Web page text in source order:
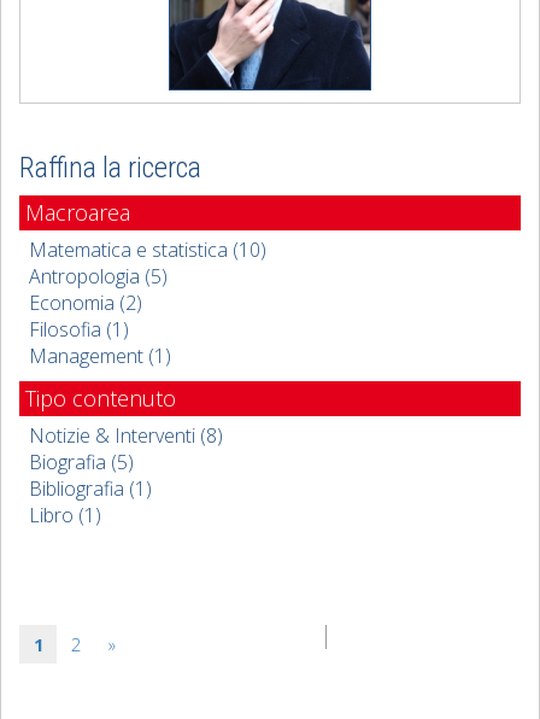
Raffina la ricerca
Macroarea
Matematica e statistica (10)
Antropologia (5)
Economia (2)
Filosofia (1)
Management (1)
Tipo contenuto
Notizie & Interventi (8)
Biografia (5)
Bibliografia (1)
Libro (1)
1 2 »